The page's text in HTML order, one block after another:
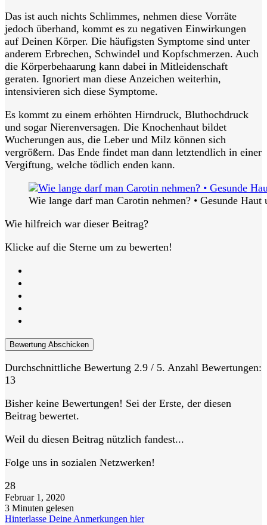
Das ist auch nichts Schlimmes, nehmen diese Vorräte
jedoch überhand, kommt es zu negativen Einwirkungen
auf Deinen Körper. Die häufigsten Symptome sind unter
anderem Erbrechen, Schwindel und Kopfschmerzen. Auch
die Körperbehaarung kann dabei in Mitleidenschaft
geraten. Ignoriert man diese Anzeichen weiterhin,
intensivieren sich diese Symptome.
Es kommt zu einem erhöhten Hirndruck, Bluthochdruck
und sogar Nierenversagen. Die Knochenhaut bildet
Wucherungen aus, die Leber und Milz können sich
vergrößern. Das Ende findet man dann letztendlich in einer
Vergiftung, welche tödlich enden kann.
Wie lange darf man Carotin nehmen? • Gesunde
Wie hilfreich war dieser Beitrag?
Klicke auf die Sterne um zu bewerten!
Bewertung Abschicken
Durchschnittliche Bewertung 2.9 / 5. Anzahl Bewertungen:
13
Bisher keine Bewertungen! Sei der Erste, der diesen
Beitrag bewertet.
Weil du diesen Beitrag nützlich fandest...
Folge uns in sozialen Netzwerken!
28
Februar 1, 2020
3 Minuten gelesen
Hinterlasse Deine Anmerkungen hier